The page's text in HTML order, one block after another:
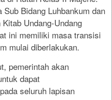
Bidang Luhbankum dan
Undang-Undang
ini memiliki masa transisi
mulai diberlakukan.
pemerintah akan
dapat
seluruh lapisan